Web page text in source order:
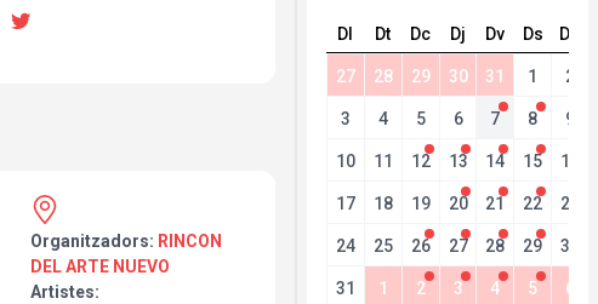
Organitzadors: RINCON
DEL ARTE NUEVO
Artistes:
Dl Dt Dc Dj Dv Ds Dg
27 28 29 30 31 1 2
3 4 5 6 7 8 9
10 11 12 13 14 15 16
17 18 19 20 21 22 23
24 25 26 27 28 29 30
31 1 2 3 4 5 6